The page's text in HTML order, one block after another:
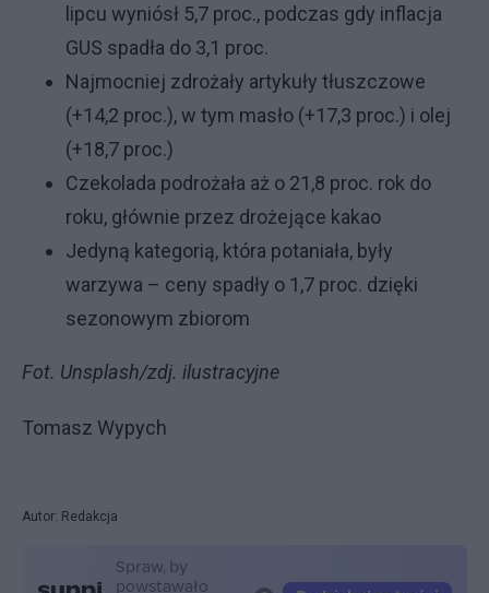
lipcu wyniósł 5,7 proc., podczas gdy inflacja
GUS spadła do 3,1 proc.
Najmocniej zdrożały artykuły tłuszczowe
(+14,2 proc.), w tym masło (+17,3 proc.) i olej
(+18,7 proc.)
Czekolada podrożała aż o 21,8 proc. rok do
roku, głównie przez drożejące kakao
Jedyną kategorią, która potaniała, były
warzywa – ceny spadły o 1,7 proc. dzięki
sezonowym zbiorom
Fot. Unsplash/zdj. ilustracyjne
Tomasz Wypych
Autor: Redakcja